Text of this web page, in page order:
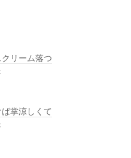
リーム落つ
掌涼しくて